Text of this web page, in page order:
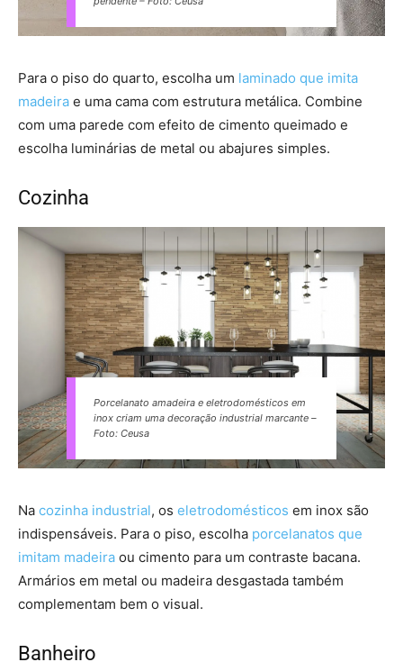
Para o piso do quarto, escolha um laminado que imita
madeira e uma cama com estrutura metálica. Combine
com uma parede com efeito de cimento queimado e
escolha luminárias de metal ou abajures simples.
Cozinha
Porcelanato amadeira e eletrodomésticos em
inox criam uma decoração industrial marcante –
Foto: Ceusa
Na cozinha industrial, os eletrodomésticos em inox são
indispensáveis. Para o piso, escolha porcelanatos que
imitam madeira ou cimento para um contraste bacana.
Armários em metal ou madeira desgastada também
complementam bem o visual.
Banheiro